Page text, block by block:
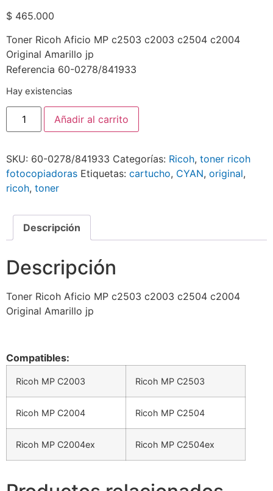
$ 465.000
Toner Ricoh Aficio MP c2503 c2003 c2504 c2004
Original Amarillo jp
Referencia 60-0278/841933
Hay existencias
Añadir al carrito
SKU: 60-0278/841933 Categorías: Ricoh, toner ricoh
fotocopiadoras Etiquetas: cartucho, CYAN, original,
ricoh, toner
Descripción
Descripción
Toner Ricoh Aficio MP c2503 c2003 c2504 c2004
Original Amarillo jp
Compatibles:
Ricoh MP C2003 Ricoh MP C2503
Ricoh MP C2004 Ricoh MP C2504
Ricoh MP C2004ex Ricoh MP C2504ex